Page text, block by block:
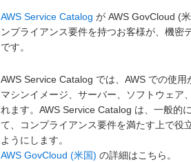
AWS Service Catalog が AWS GovCloud (
ンプライアンス要件を持つお客様が、機密
です。
AWS Service Catalog では、AWS での使
マシンイメージ、サーバー、ソフトウェア
れます。AWS Service Catalog は、一般的
て、コンプライアンス要件を満たす上で役
ようにします。
AWS GovCloud (米国) の詳細はこちら。